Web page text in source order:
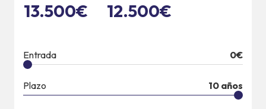
13.500€ 12.500€
Entrada 0€
Plazo 10 años